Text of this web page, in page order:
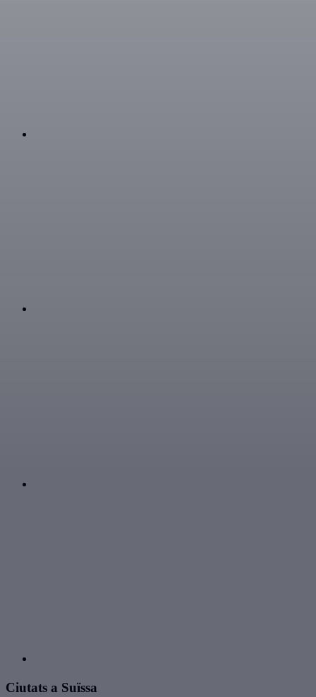
Ciutats a Suïssa